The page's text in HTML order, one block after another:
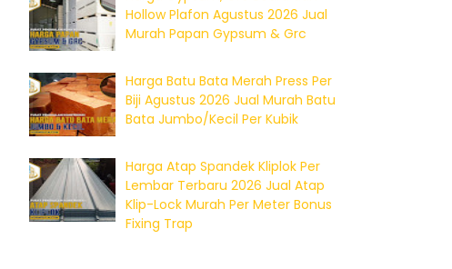
Hollow Plafon Agustus 2026 Jual
Murah Papan Gypsum & Grc
Harga Batu Bata Merah Press Per
Biji Agustus 2026 Jual Murah Batu
Bata Jumbo/Kecil Per Kubik
Harga Atap Spandek Kliplok Per
Lembar Terbaru 2026 Jual Atap
Klip-Lock Murah Per Meter Bonus
Fixing Trap